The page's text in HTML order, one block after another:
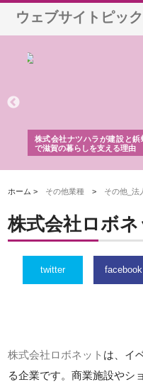
ウェブサイトピッ
株式会社ナツハラが建設と鋲
で滋賀の暮らしを支える理由
ホーム > その他業種 > その他_法
株式会社ロボネ
twitter facebook
株式会社ロボネット は、イ
る企業です。商業施設やシ